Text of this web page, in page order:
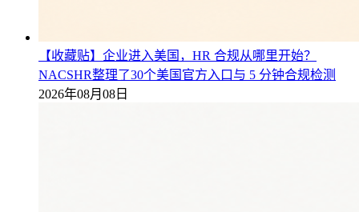
【收藏贴】企业进入美国，HR 合规从哪里开始？
NACSHR整理了30个美国官方入口与 5 分钟合规检测
2026年08月08日